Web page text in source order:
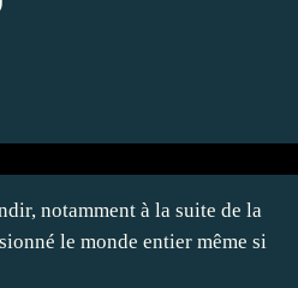
notamment à la suite de la
le monde entier même si